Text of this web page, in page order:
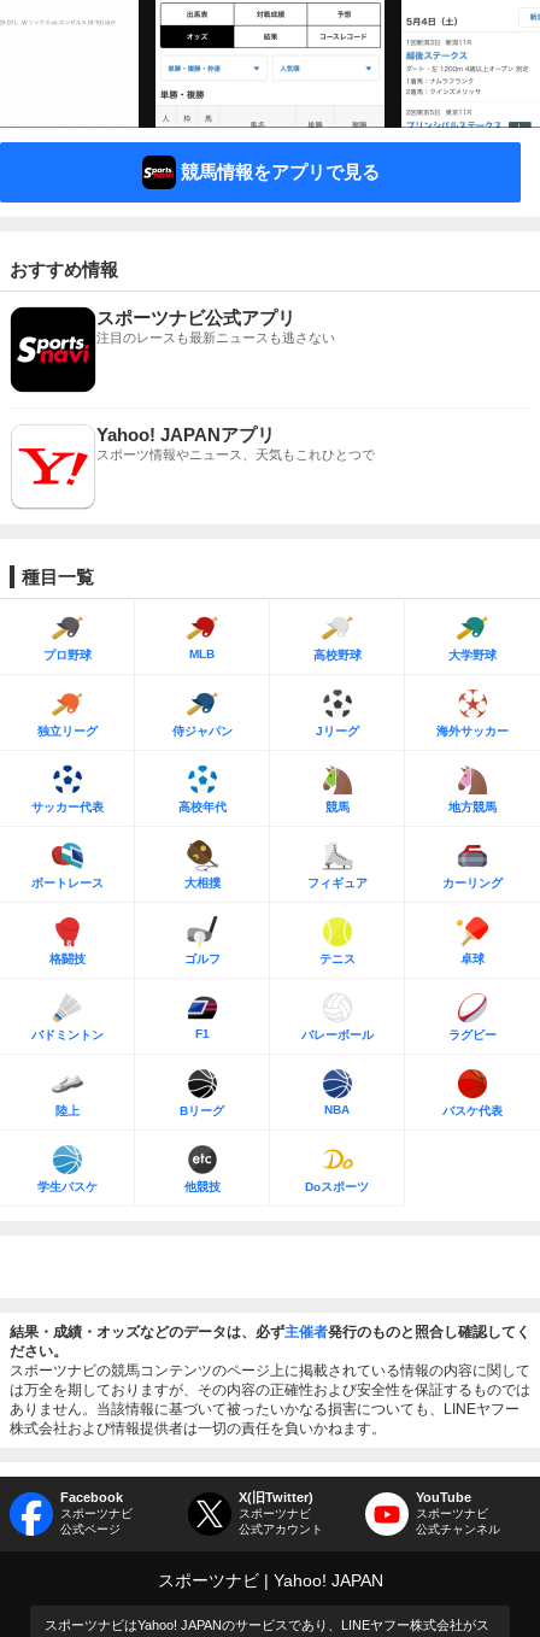
競馬情報をアプリで見る
おすすめ情報
スポーツナビ公式アプリ
注目のレースも最新ニュースも逃さない
Yahoo! JAPANアプリ
スポーツ情報やニュース、天気もこれひとつで
種目一覧
プロ野球 MLB 高校野球 大学野球
独立リーグ 侍ジャパン Jリーグ 海外サッカー
サッカー代表 高校年代 競馬 地方競馬
ボートレース 大相撲 フィギュア カーリング
格闘技 ゴルフ テニス 卓球
バドミントン F1 バレーボール ラグビー
陸上 Bリーグ NBA バスケ代表
学生バスケ 他競技 Doスポーツ
結果・成績・オッズなどのデータは、必ず主催者発行のものと照合し確認してく
ださい。
スポーツナビの競馬コンテンツのページ上に掲載されている情報の内容に関して
は万全を期しておりますが、その内容の正確性および安全性を保証するものでは
ありません。当該情報に基づいて被ったいかなる損害についても、LINEヤフー
株式会社および情報提供者は一切の責任を負いかねます。
Facebook
スポーツナビ
公式ページ
X(旧Twitter)
スポーツナビ
公式アカウント
YouTube
スポーツナビ
公式チャンネル
スポーツナビ Yahoo! JAPAN
スポーツナビはYahoo! JAPANのサービスであり、LINEヤフー株式会社がス